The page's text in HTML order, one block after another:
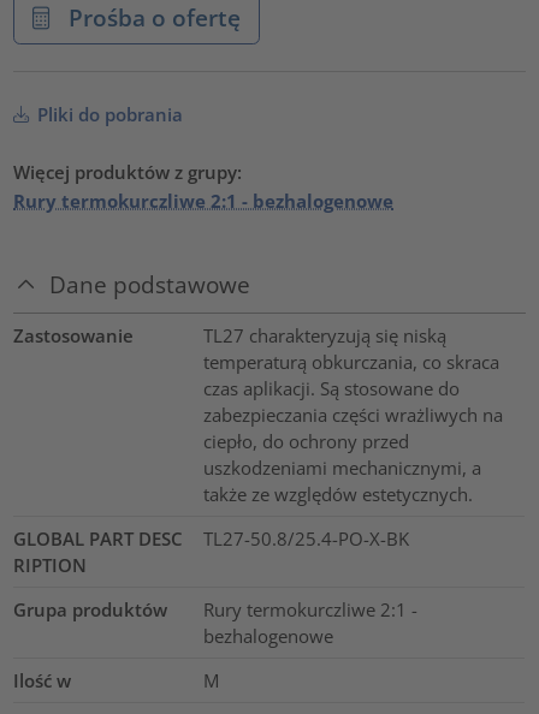
Prośba o ofertę
Pliki do pobrania
Więcej produktów z grupy:
Rury termokurczliwe 2:1 - bezhalogenowe
Dane podstawowe
Zastosowanie
TL27 charakteryzują się niską
temperaturą obkurczania, co skraca
czas aplikacji. Są stosowane do
zabezpieczania części wrażliwych na
ciepło, do ochrony przed
uszkodzeniami mechanicznymi, a
także ze względów estetycznych.
GLOBAL PART DESC
RIPTION
TL27-50.8/25.4-PO-X-BK
Grupa produktów
Rury termokurczliwe 2:1 -
bezhalogenowe
Ilość w
M